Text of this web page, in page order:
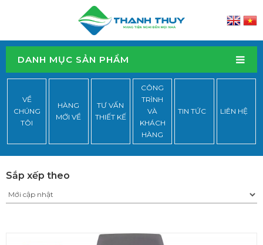
DANH MỤC SẢN PHẨM
VỀ
CHÚNG
TÔI
HÀNG
MỚI VỀ
TƯ VẤN
THIẾT KẾ
CÔNG
TRÌNH
VÀ
KHÁCH
HÀNG
TIN TỨC LIÊN HỆ
Sắp xếp theo